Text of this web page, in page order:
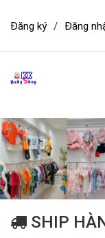
Đăng ký / Đăng
SHIP